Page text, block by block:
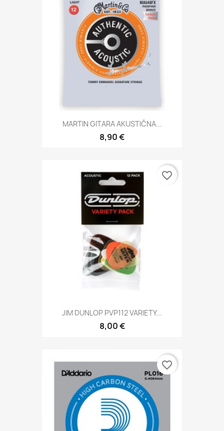
MARTIN GITARA AKUSTIČNA...
8,90 €
JIM DUNLOP PVP112 VARIETY...
8,00 €
favorite_border
favorite_border